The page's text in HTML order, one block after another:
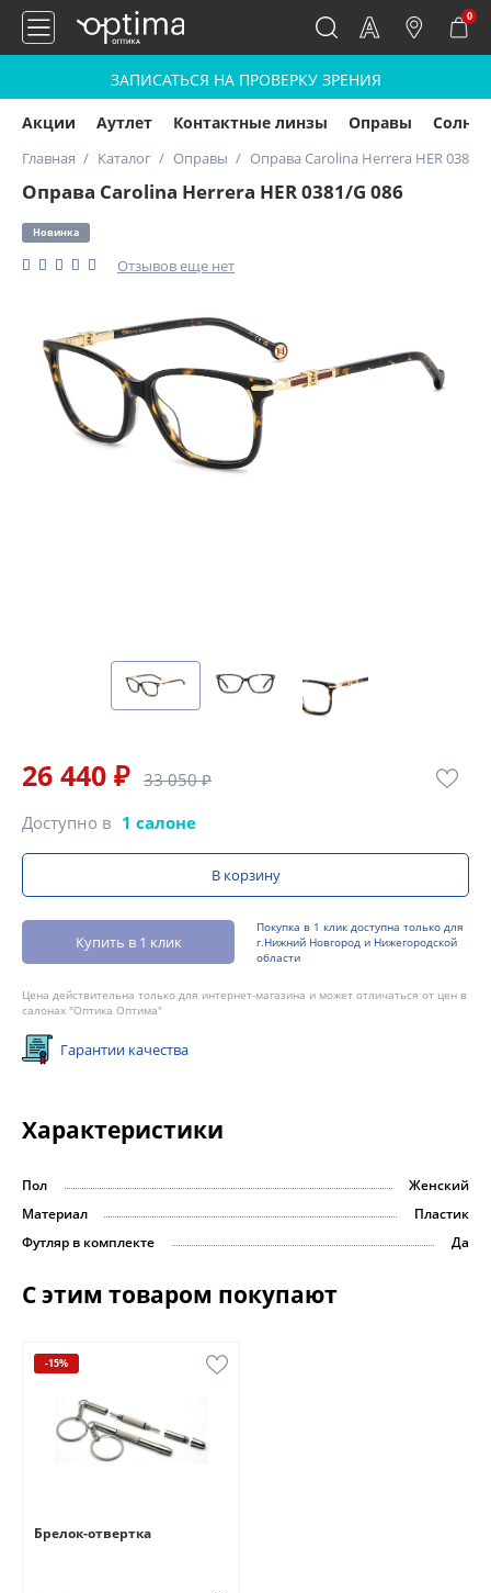
0
ЗАПИСАТЬСЯ НА ПРОВЕРКУ ЗРЕНИЯ
Акции Аутлет Контактные линзы Оправы
Главная Каталог Оправы Оправа Carolina Herrera HER 0381/
Оправа Carolina Herrera HER 0381/G 086
Новинка
Отзывов еще нет
26 440 ₽ 33 050 ₽
Доступно в 1 салоне
В корзину
Купить в 1 клик
Покупка в 1 клик доступна только для
г.Нижний Новгород и Нижегородской
области
Цена действительна только для интернет-магазина и может отличаться от цен в
салонах "Оптика Оптима"
Гарантии качества
Характеристики
Пол
Женский
Материал
Пластик
Футляр в комплекте
Да
С этим товаром покупают
-15%
Брелок-отвертка